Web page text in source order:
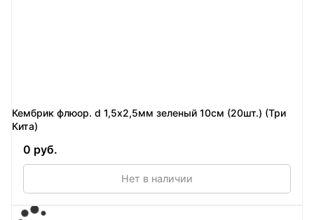
Кембрик флюор. d 1,5х2,5мм зеленый 10см (20шт.) (Три
Кита)
0 руб.
Нет в наличии